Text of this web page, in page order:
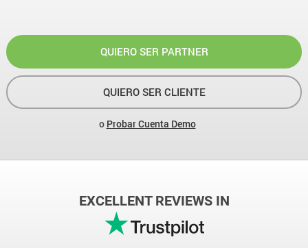
QUIERO SER PARTNER
QUIERO SER CLIENTE
o Probar Cuenta Demo
EXCELLENT REVIEWS IN